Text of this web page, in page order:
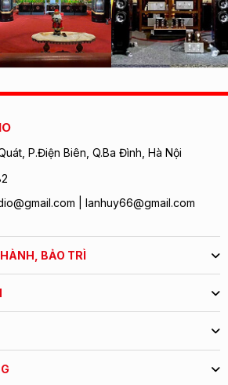
P.Điện Biên, Q.Ba Đình, Hà Nội
| lanhuy66@gmail.com
BẢO TRÌ